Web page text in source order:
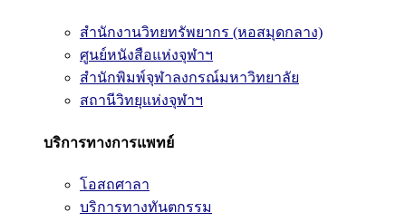
สำนักงานวิทยทรัพยากร (หอสมุดกลาง)
ศูนย์หนังสือแห่งจุฬาฯ
สำนักพิมพ์จุฬาลงกรณ์มหาวิทยาลัย
สถานีวิทยุแห่งจุฬาฯ
บริการทางการแพทย์
โอสถศาลา
บริการทางทันตกรรม